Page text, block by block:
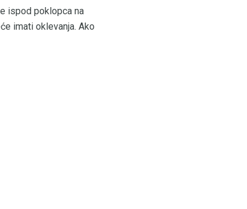
ispod poklopca na
imati oklevanja. Ako